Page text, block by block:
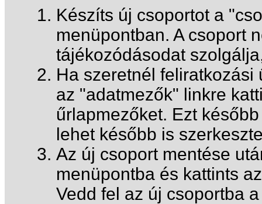
Készíts új csoportot a
menüpontban. A csoport
tájékozódásodat
Ha szeretnél
az "adatmezők" linkre
űrlapmezőket. Ezt
lehet később is
Az új csoport mentése
menüpontba és kattints
Vedd fel az új csoportba